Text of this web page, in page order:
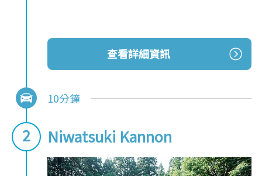
查看詳細資訊
10分鐘
Niwatsuki Kannon